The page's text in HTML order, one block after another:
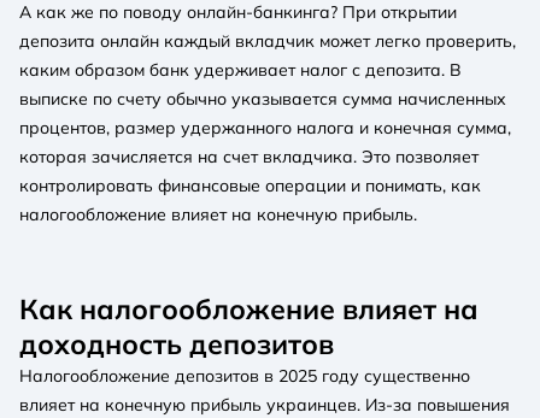
А как же по поводу онлайн-банкинга? При открытии
депозита онлайн каждый вкладчик может легко проверить,
каким образом банк удерживает налог с депозита. В
выписке по счету обычно указывается сумма начисленных
процентов, размер удержанного налога и конечная сумма,
которая зачисляется на счет вкладчика. Это позволяет
контролировать финансовые операции и понимать, как
налогообложение влияет на конечную прибыль.
Как налогообложение влияет на
доходность депозитов
Налогообложение депозитов в 2025 году существенно
влияет на конечную прибыль украинцев. Из-за повышения